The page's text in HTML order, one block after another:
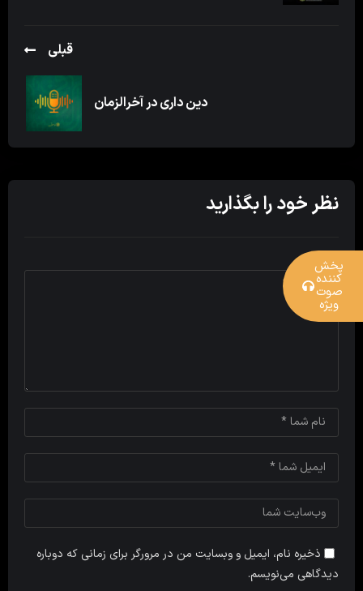
قبلی
دین داری در آخرالزمان
نظر خود را بگذارید
ذخیره نام، ایمیل و وبسایت من در مرورگر برای زمانی که دوباره
دیدگاهی می‌نویسم.
پخش
کننده
صوت
ویژه